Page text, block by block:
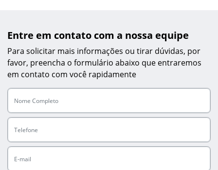
Entre em contato com a nossa equipe
Para solicitar mais informações ou tirar dúvidas, por
favor, preencha o formulário abaixo que entraremos
em contato com você rapidamente